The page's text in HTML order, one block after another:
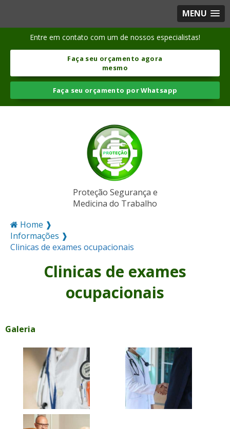
MENU
Entre em contato com um de nossos especialistas!
Faça seu orçamento agora
mesmo
Faça seu orçamento por Whatsapp
Proteção Segurança e
Medicina do Trabalho
Home ❱
Informações ❱
Clinicas de exames ocupacionais
Clinicas de exames
ocupacionais
Galeria